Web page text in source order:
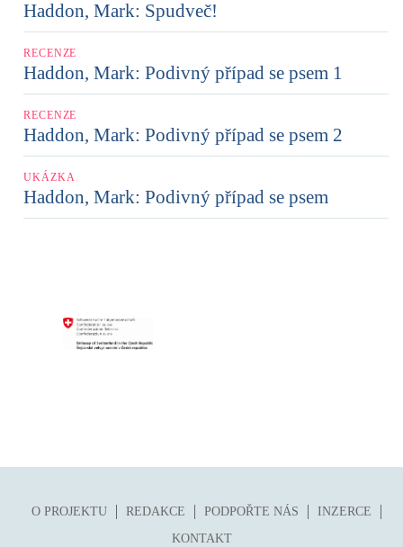
Haddon, Mark: Spudveč!
RECENZE
Haddon, Mark: Podivný případ se psem 1
RECENZE
Haddon, Mark: Podivný případ se psem 2
UKÁZKA
Haddon, Mark: Podivný případ se psem
O PROJEKTU REDAKCE PODPOŘTE NÁS
INZERCE
KONTAKT